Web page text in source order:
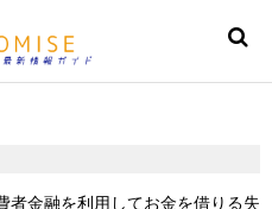
者金融を利用してお金を借りる失